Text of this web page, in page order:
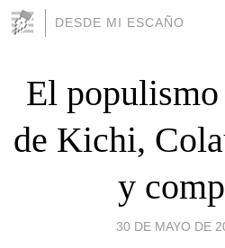
DESDE MI ESCAÑO
El populismo
de Kichi,
y
30 DE MAYO DE